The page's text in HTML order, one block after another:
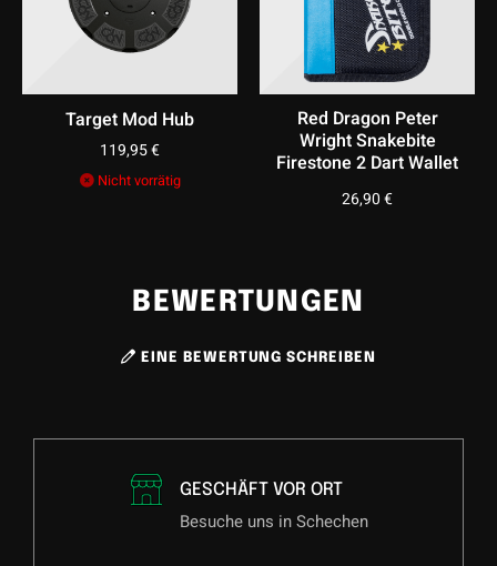
Target Mod Hub
119,95€
Nicht vorrätig
Red Dragon Peter
Wright Snakebite
Firestone 2 Dart Wallet
26,90€
BEWERTUNGEN
EINE BEWERTUNG SCHREIBEN
GESCHÄFT VOR ORT
Besuche uns in Schechen